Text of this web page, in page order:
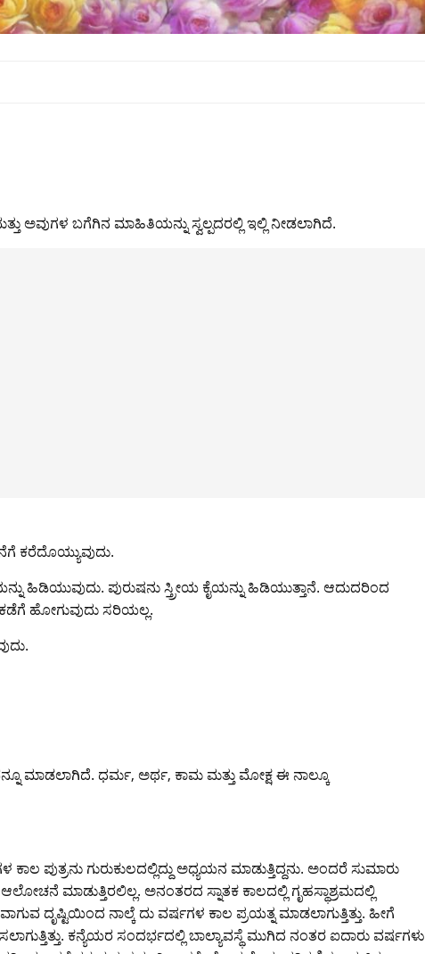
ಅವುಗಳ ಬಗೆಗಿನ ಮಾಹಿತಿಯನ್ನು ಸ್ವಲ್ಪದರಲ್ಲಿ ಇಲ್ಲಿ ನೀಡಲಾಗಿದೆ.
ಕರೆದೊಯ್ಯುವುದು.
ಹಿಡಿಯುವುದು. ಪುರುಷನು ಸ್ತ್ರೀಯ ಕೈಯನ್ನು ಹಿಡಿಯುತ್ತಾನೆ. ಆದುದರಿಂದ
ಕಡೆಗೆ ಹೋಗುವುದು ಸರಿಯಲ್ಲ.
ಮಾಡಲಾಗಿದೆ. ಧರ್ಮ, ಅರ್ಥ, ಕಾಮ ಮತ್ತು ಮೋಕ್ಷ ಈ ನಾಲ್ಕೂ
ಗುರುಕುಲದಲ್ಲಿದ್ದು ಅಧ್ಯಯನ ಮಾಡುತ್ತಿದ್ದನು. ಅಂದರೆ ಸುಮಾರು
ಮಾಡುತ್ತಿರಲಿಲ್ಲ. ಅನಂತರದ ಸ್ನಾತಕ ಕಾಲದಲ್ಲಿ ಗೃಹಸ್ಥಾಶ್ರಮದಲ್ಲಿ
ದೃಷ್ಟಿಯಿಂದ ನಾಲ್ಕೆ ದು ವರ್ಷಗಳ ಕಾಲ ಪ್ರಯತ್ನ ಮಾಡಲಾಗುತ್ತಿತ್ತು. ಹೀಗೆ
ಕನ್ಯೆಯರ ಸಂದರ್ಭದಲ್ಲಿ ಬಾಲ್ಯಾವಸ್ಥೆ ಮುಗಿದ ನಂತರ ಐದಾರು ವರ್ಷಗಳು